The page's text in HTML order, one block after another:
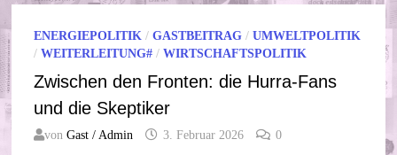
ENERGIEPOLITIK /GASTBEITRAG /UMWELTPOLITIK
/WEITERLEITUNG# /WIRTSCHAFTSPOLITIK
Zwischen den Fronten: die Hurra-Fans
und die Skeptiker
vonGast / Admin 3. Februar 2026 0